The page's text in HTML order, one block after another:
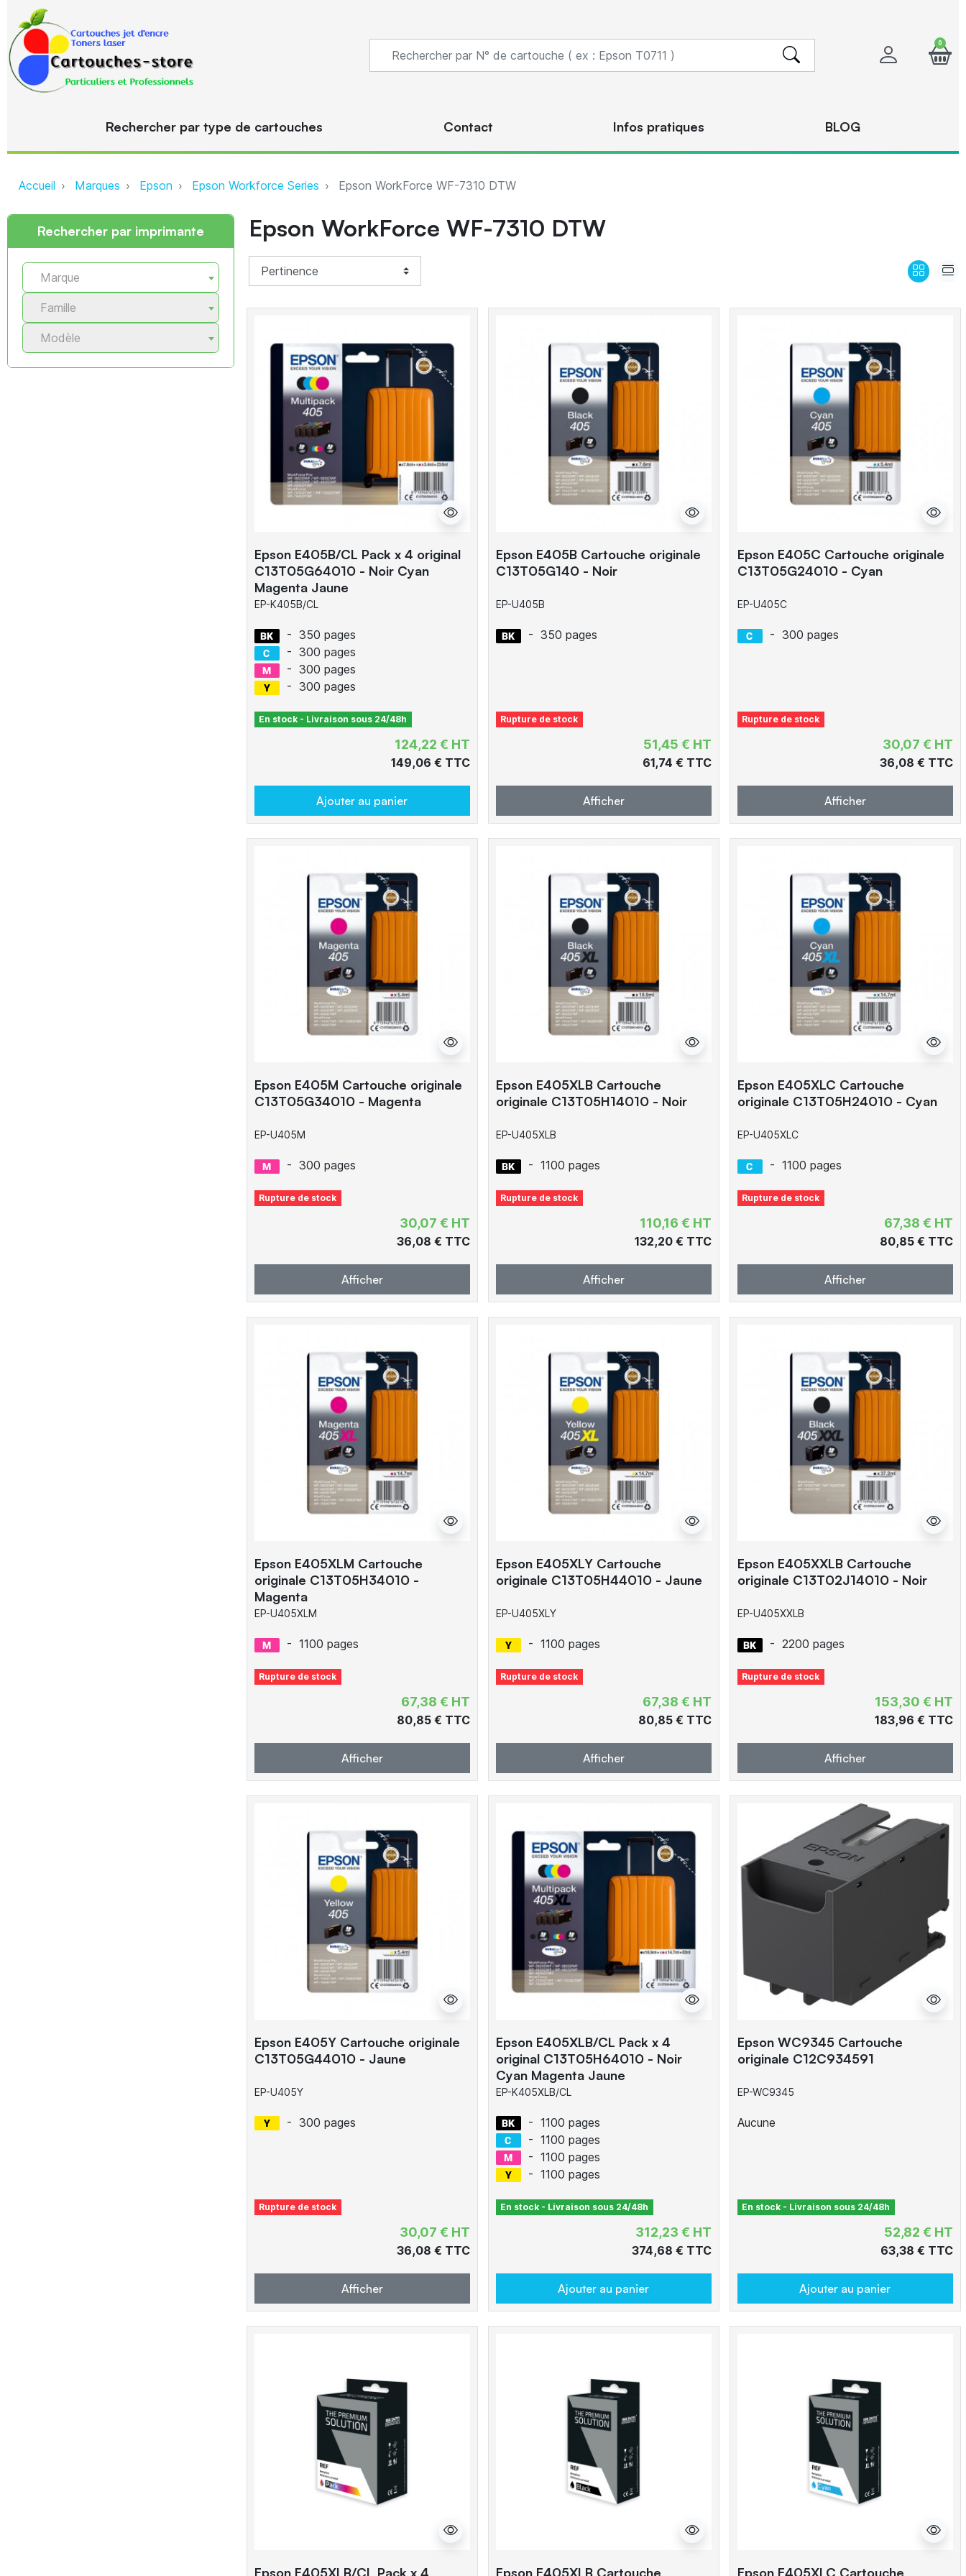
0
Rechercher par type de cartouches Contact Infos pratiques BLOG
Accueil Marques Epson Epson Workforce Series Epson WorkForce WF-7310 DTW
Rechercher par imprimante
Marque
Famille
Modèle
Epson WorkForce WF-7310 DTW
Epson E405B/CL Pack x 4 original
C13T05G64010 - Noir Cyan
Magenta Jaune
EP-K405B/CL
- 350 pages
- 300 pages
- 300 pages
- 300 pages
En stock - Livraison sous 24/48h
124,22 € HT
149,06 € TTC
Ajouter au panier
Epson E405B Cartouche originale
C13T05G140 - Noir
EP-U405B
- 350 pages
Rupture de stock
51,45 € HT
61,74 € TTC
Afficher
Epson E405C Cartouche originale
C13T05G24010 - Cyan
EP-U405C
- 300 pages
Rupture de stock
30,07 € HT
36,08 € TTC
Afficher
Epson E405M Cartouche originale
C13T05G34010 - Magenta
EP-U405M
- 300 pages
Rupture de stock
30,07 € HT
36,08 € TTC
Afficher
Epson E405XLB Cartouche
originale C13T05H14010 - Noir
EP-U405XLB
- 1100 pages
Rupture de stock
110,16 € HT
132,20 € TTC
Afficher
Epson E405XLC Cartouche
originale C13T05H24010 - Cyan
EP-U405XLC
- 1100 pages
Rupture de stock
67,38 € HT
80,85 € TTC
Afficher
Epson E405XLM Cartouche
originale C13T05H34010 -
Magenta
EP-U405XLM
- 1100 pages
Rupture de stock
67,38 € HT
80,85 € TTC
Afficher
Epson E405XLY Cartouche
originale C13T05H44010 - Jaune
EP-U405XLY
- 1100 pages
Rupture de stock
67,38 € HT
80,85 € TTC
Afficher
Epson E405XXLB Cartouche
originale C13T02J14010 - Noir
EP-U405XXLB
- 2200 pages
Rupture de stock
153,30 € HT
183,96 € TTC
Afficher
Epson E405Y Cartouche originale
C13T05G44010 - Jaune
EP-U405Y
- 300 pages
Rupture de stock
30,07 € HT
36,08 € TTC
Afficher
Epson E405XLB/CL Pack x 4
original C13T05H64010 - Noir
Cyan Magenta Jaune
EP-K405XLB/CL
- 1100 pages
- 1100 pages
- 1100 pages
- 1100 pages
En stock - Livraison sous 24/48h
312,23 € HT
374,68 € TTC
Ajouter au panier
Epson WC9345 Cartouche
originale C12C934591
EP-WC9345
Aucune
En stock - Livraison sous 24/48h
52,82 € HT
63,38 € TTC
Ajouter au panier
Epson E405XLB/CL Pack x 4 Epson E405XLB Cartouche Epson E405XLC Cartouche